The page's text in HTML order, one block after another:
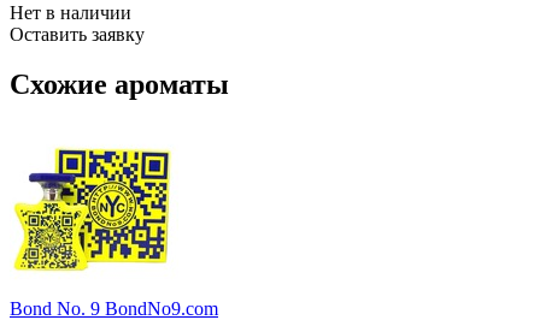
Нет в наличии
Оставить заявку
Схожие ароматы
Bond No. 9 BondNo9.com